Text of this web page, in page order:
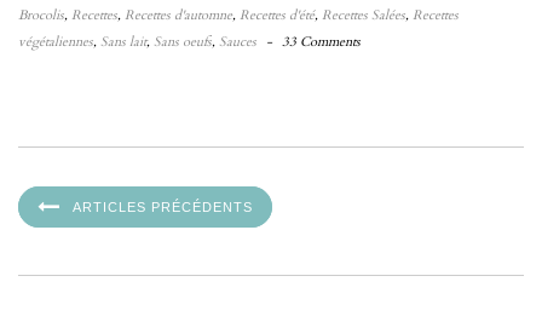
Brocolis, Recettes, Recettes d'automne, Recettes d'été, Recettes Salées, Recettes
végétaliennes, Sans lait, Sans oeufs, Sauces - 33 Comments
ARTICLES PRÉCÉDENTS